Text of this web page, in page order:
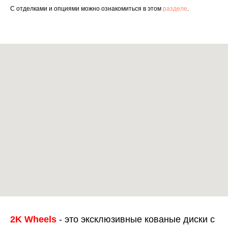
С отделками и опциями можно ознакомиться в этом разделе.
2K Wheels - это эксклюзивные кованые диски с